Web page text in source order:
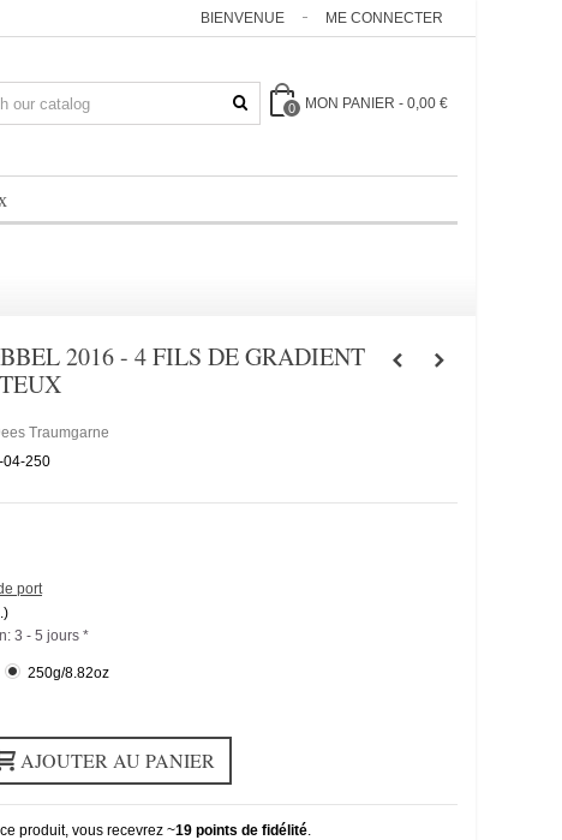
BIENVENUE ME CONNECTER
0 MON PANIER - 0,00 €
2016 - 4 FILS DE GRADIENT
Traumgarne
04-250
port
3 - 5 jours *
250g/8.82oz
AJOUTER AU PANIER
produit, vous recevrez ~19points de fidélité.